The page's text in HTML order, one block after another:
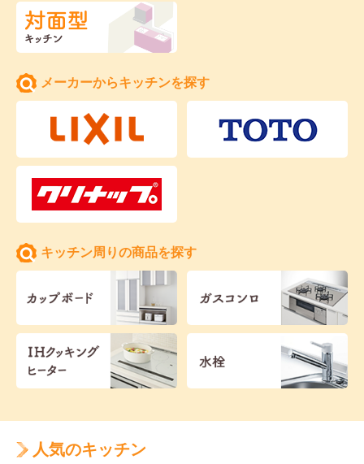
メーカーからキッチンを探す
キッチン周りの商品を探す
人気のキッチン